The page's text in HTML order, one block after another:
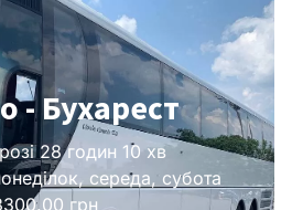
- Бухарест
28 годин 10 хв
середа, субота
грн